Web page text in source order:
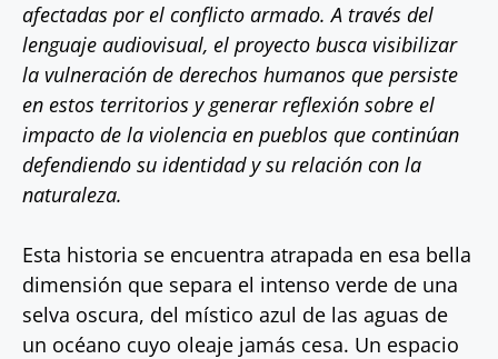
afectadas por el conflicto armado. A través del
lenguaje audiovisual, el proyecto busca visibilizar
la vulneración de derechos humanos que persiste
en estos territorios y generar reflexión sobre el
impacto de la violencia en pueblos que continúan
defendiendo su identidad y su relación con la
naturaleza.
Esta historia se encuentra atrapada en esa bella
dimensión que separa el intenso verde de una
selva oscura, del místico azul de las aguas de
un océano cuyo oleaje jamás cesa. Un espacio